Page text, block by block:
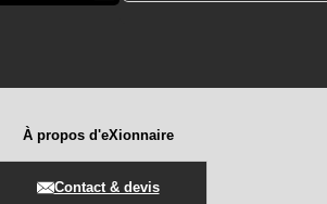
À propos d'eXionnaire
Contact & devis